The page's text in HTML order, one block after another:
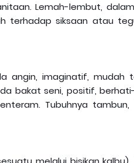
Lemah-lembut,
terhadap siksaan atau
angin, imaginatif, mudah
bakat seni, positif,
Tubuhnya tambun,